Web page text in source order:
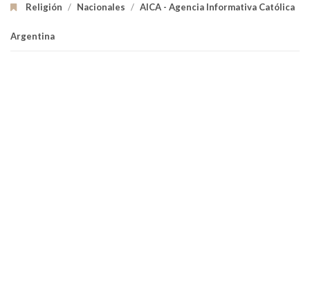
Religión / Nacionales / AICA - Agencia Informativa Católica
Argentina